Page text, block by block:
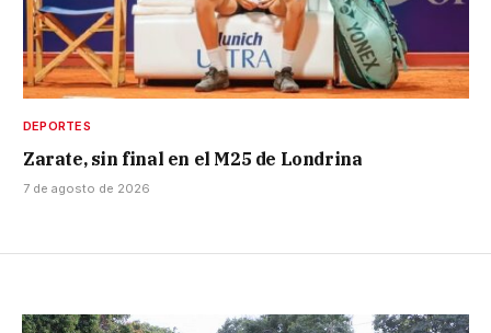
DEPORTES
Zarate, sin final en el M25 de Londrina
7 de agosto de 2026